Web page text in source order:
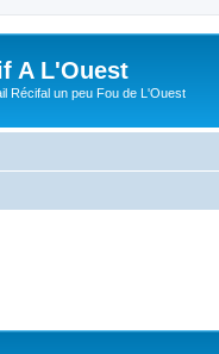
A L'Ouest
Récifal un peu Fou de L'Ouest